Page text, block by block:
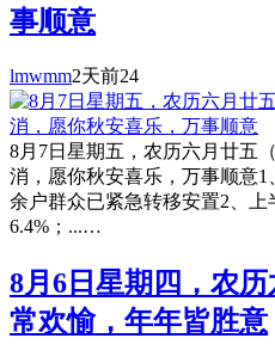
事顺意
lmwmm2天前24
8月7日星期五，农历六月廿五
消，愿你秋安喜乐，万事顺意
余户群众已紧急转移安置2、
6.4%；...…
8月6日星期四，农
常欢愉，年年皆胜意